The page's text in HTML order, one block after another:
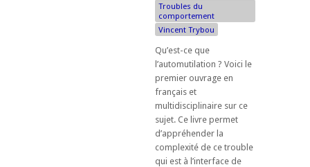
Troubles du
comportement
Vincent Trybou
Qu’est-ce que
l’automutilation ? Voici le
premier ouvrage en
français et
multidisciplinaire sur ce
sujet. Ce livre permet
d’appréhender la
complexité de ce trouble
qui est à l’interface de